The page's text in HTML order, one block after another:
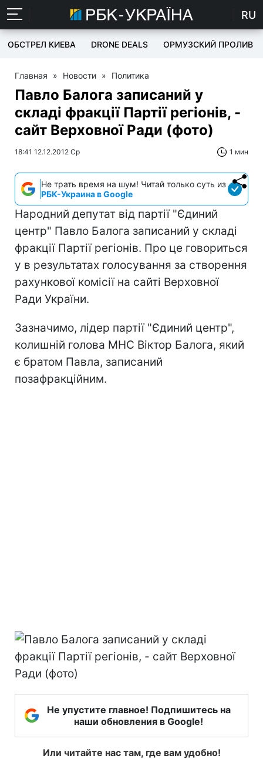
RU
ОБСТРЕЛ КИЕВА DRONE DEALS ОРМУЗСКИЙ ПРОЛИВ
Главная » Новости » Политика
Павло Балога записаний у
складі фракції Партії регіонів, -
сайт Верховної Ради (фото)
18:41 12.12.2012 Ср 1 мин
Не трать время на шум! Читай только суть из
РБК-Украина в Google
Народний депутат від партії "Єдиний
центр" Павло Балога записаний у складі
фракції Партії регіонів. Про це говориться
у в результатах голосування за створення
рахункової комісії на сайті Верховної
Ради України.
Зазначимо, лідер партії "Єдиний центр",
колишній голова МНС Віктор Балога, який
є братом Павла, записаний
позафракційним.
Не упустите главное! Подпишитесь на
наши обновления в Google!
Или читайте нас там, где вам удобно!